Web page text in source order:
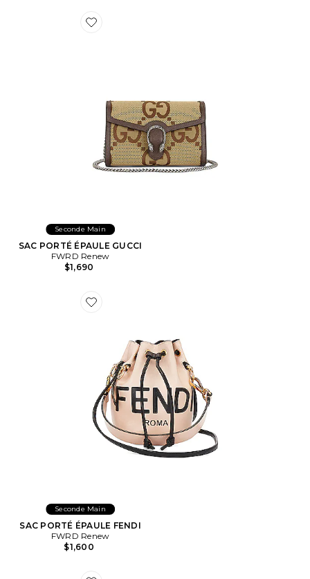
Favorite SAC PORTÉ ÉPAULE GUCCI
Seconde Main
SAC PORTÉ ÉPAULE GUCCI
FWRD Renew
$1,690
Favorite SAC PORTÉ ÉPAULE FENDI
Seconde Main
SAC PORTÉ ÉPAULE FENDI
FWRD Renew
$1,600